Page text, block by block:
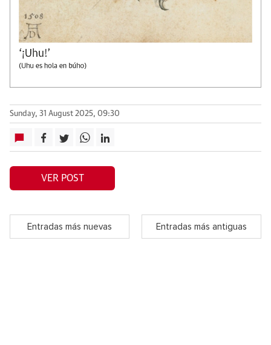
Sunday, 31 August 2025, 09:30
VER POST
Entradas más nuevas Entradas más antiguas